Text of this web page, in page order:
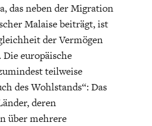
DER
das neben der Migration
Malaise beiträgt, ist
der Vermögen
europäische
teilweise
des Wohlstands“: Das
deren
über mehrere